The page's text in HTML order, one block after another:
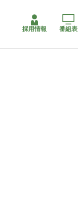
採用情報 番組表